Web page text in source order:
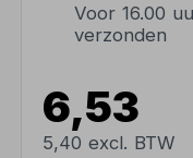
Voor 16.00
verzonden
6,53
5,40 excl. BTW